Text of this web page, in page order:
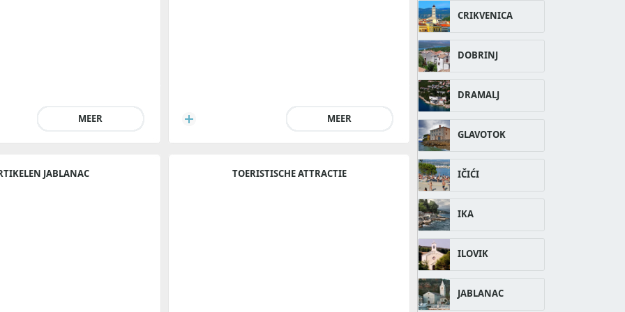
MEER
JABLANAC
MEER
TOERISTISCHE ATTRACTIE
CRIKVENICA
DOBRINJ
DRAMALJ
GLAVOTOK
IČIĆI
IKA
ILOVIK
JABLANAC